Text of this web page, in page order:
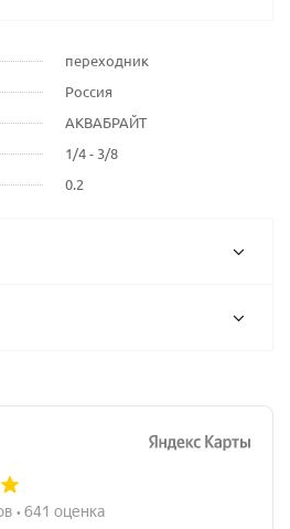
переходник
Россия
АКВАБРАЙТ
1/4 - 3/8
0.2